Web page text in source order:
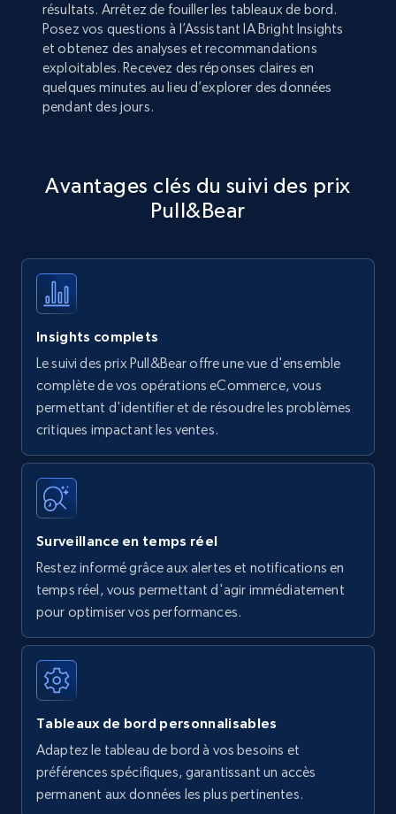
résultats. Arrêtez de fouiller les tableaux de bord.
Posez vos questions à l’Assistant IA Bright Insights
et obtenez des analyses et recommandations
exploitables. Recevez des réponses claires en
quelques minutes au lieu d’explorer des données
pendant des jours.
Avantages clés du suivi des prix
Pull&Bear
Insights complets
Le suivi des prix Pull&Bear offre une vue d'ensemble
complète de vos opérations eCommerce, vous
permettant d'identifier et de résoudre les problèmes
critiques impactant les ventes.
Surveillance en temps réel
Restez informé grâce aux alertes et notifications en
temps réel, vous permettant d'agir immédiatement
pour optimiser vos performances.
Tableaux de bord personnalisables
Adaptez le tableau de bord à vos besoins et
préférences spécifiques, garantissant un accès
permanent aux données les plus pertinentes.